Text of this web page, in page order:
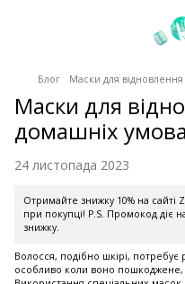
Блог Маски для
Маски для
домашніх
24 листопада 2023
Отримайте знижку 10% на сайті
при покупці! P.S. Промокод діє
знижку.
Волосся, подібно шкірі, потребує
особливо коли воно пошкоджене,